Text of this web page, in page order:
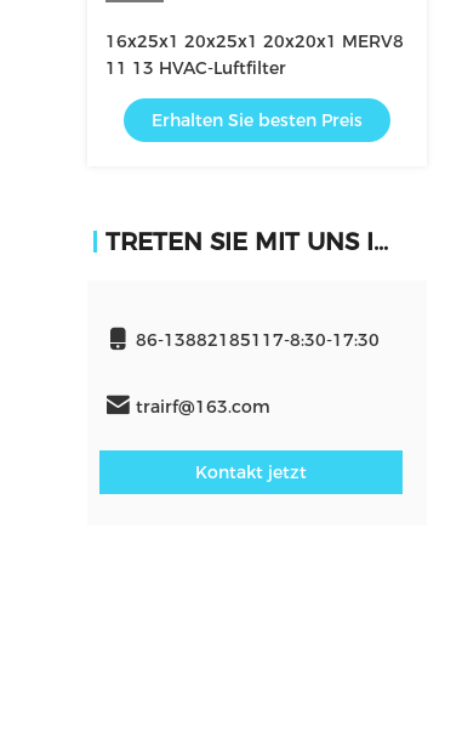
16x25x1 20x25x1 20x20x1 MERV8
11 13 HVAC-Luftfilter
Erhalten Sie besten Preis
TRETEN SIE MIT UNS IN VERBINDUNG
86-13882185117-8:30-17:30
trairf@163.com
Kontakt jetzt